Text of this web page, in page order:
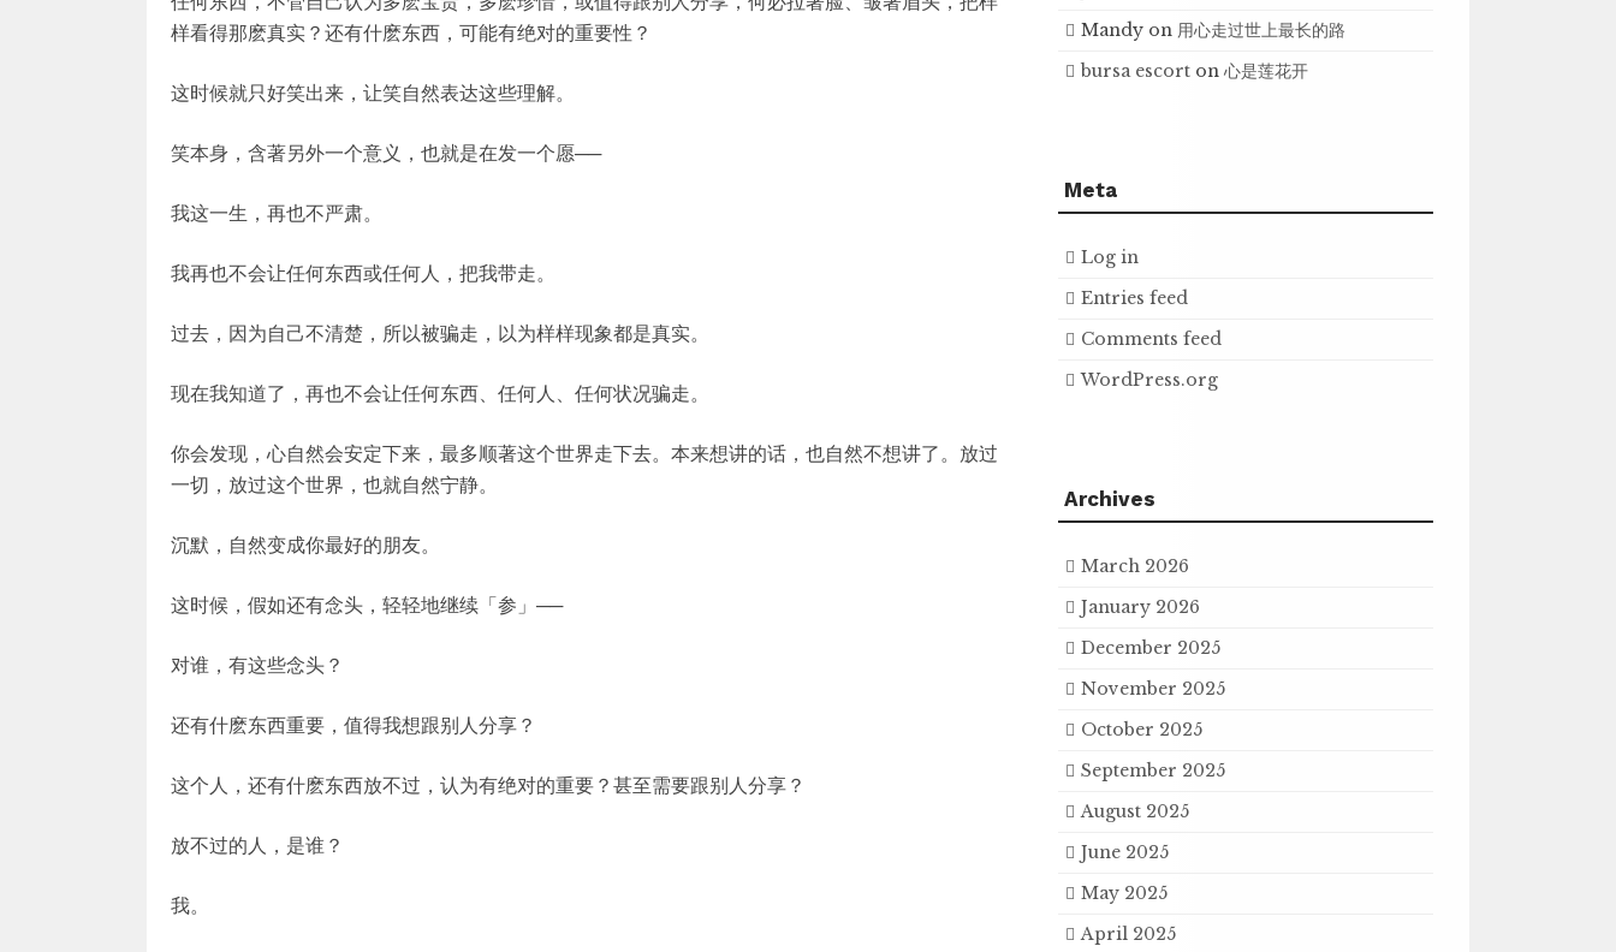
样看得那麽真实？还有什麽东西，可能有绝对的重要性？
这时候就只好笑出来，让笑自然表达这些理解。
笑本身，含著另外一个意义，也就是在发一个愿──
我这一生，再也不严肃。
我再也不会让任何东西或任何人，把我带走。
过去，因为自己不清楚，所以被骗走，以为样样现象都是真实。
现在我知道了，再也不会让任何东西、任何人、任何状况骗走。
你会发现，心自然会安定下来，最多顺著这个世界走下去。本来想讲的话，也自然不想讲了。放过
一切，放过这个世界，也就自然宁静。
沉默，自然变成你最好的朋友。
这时候，假如还有念头，轻轻地继续「参」──
对谁，有这些念头？
还有什麽东西重要，值得我想跟别人分享？
这个人，还有什麽东西放不过，认为有绝对的重要？甚至需要跟别人分享？
放不过的人，是谁？
我。
Mandy on 用心走过世上最长的路
bursa escort on心是莲花开
Meta
Log in
Entries feed
Comments feed
WordPress.org
Archives
March 2026
January 2026
December 2025
November 2025
October 2025
September 2025
August 2025
June 2025
May 2025
April 2025